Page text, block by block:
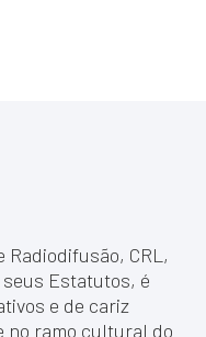
Radiodifusão, CRL,
Estatutos, é
e de cariz
no ramo cultural do